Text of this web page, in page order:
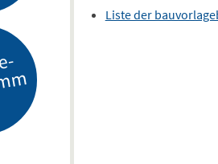
Liste der